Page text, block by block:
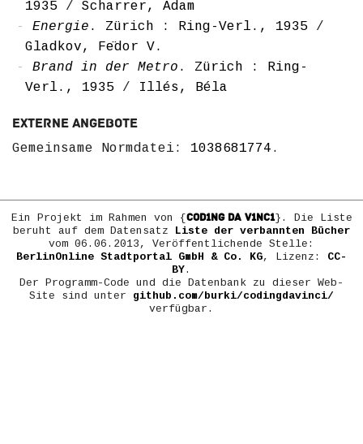
1935 / Scharrer, Adam
Energie . Zürich : Ring-Verl., 1935/
Gladkov, Fe͏̈dor V.
Brand in der Metro . Zürich : Ring-
Verl., 1935 / Illés, Béla
Externe Angebote
Gemeinsame Normdatei: 1038681774 .
Ein Projekt im Rahmen von {COD1NG DA V1NC1}. Die Liste
beruht auf dem Datensatz Liste der verbannten Bücher
vom 06.06.2013, Veröffentlichende Stelle:
BerlinOnline Stadtportal GmbH & Co. KG, Lizenz: CC-
BY.
Der Programm-Code und die Datenbank zu dieser Web-
Site sind unter github.com/burki/codingdavinci/
verfügbar.